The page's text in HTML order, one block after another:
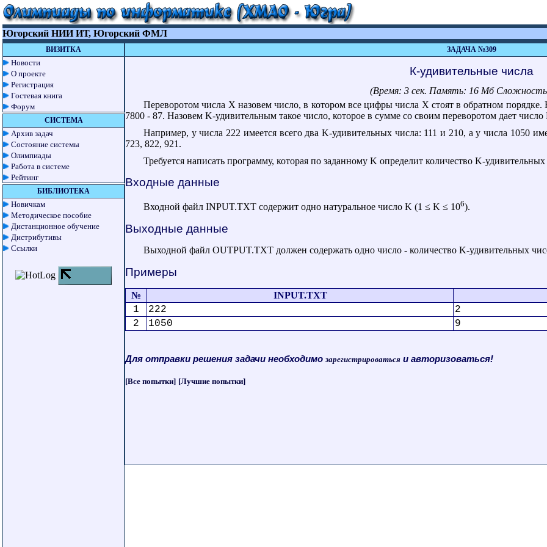
Югорский НИИ ИТ, Югорский ФМЛ
ВИЗИТКА
Новости
О проекте
Регистрация
Гостевая книга
Форум
СИСТЕМА
Архив задач
Состояние системы
Олимпиады
Работа в системе
Рейтинг
БИБЛИОТЕКА
Новичкам
Методическое пособие
Дистанционное обучение
Дистрибутивы
Ссылки
ЗАДАЧА №309
К-удивительные числа
(Время: 3 сек. Память: 16 Мб
Переворотом числа X назовем число, в котором все цифры числа X стоят в обратном
7800 - 87. Назовем K-удивительным такое число, которое в сумме со своим переворотом дает число
Например, у числа 222 имеется всего два K-удивительных числа: 111 и 210, а у числа 1050
723, 822, 921.
Требуется написать программу, которая по заданному K определит количество K-удивительных
Входные данные
Входной файл INPUT.TXT содержит одно натуральное число K (1 ≤ K ≤ 106).
Выходные данные
Выходной файл OUTPUT.TXT должен содержать одно число - количество K-удивительных
Примеры
№ INPUT.TXT
1 222
2
2
1050 9
Для отправки решения задачи необходимо зарегистрироваться и авторизоваться!
[Все попытки] [Лучшие попытки]